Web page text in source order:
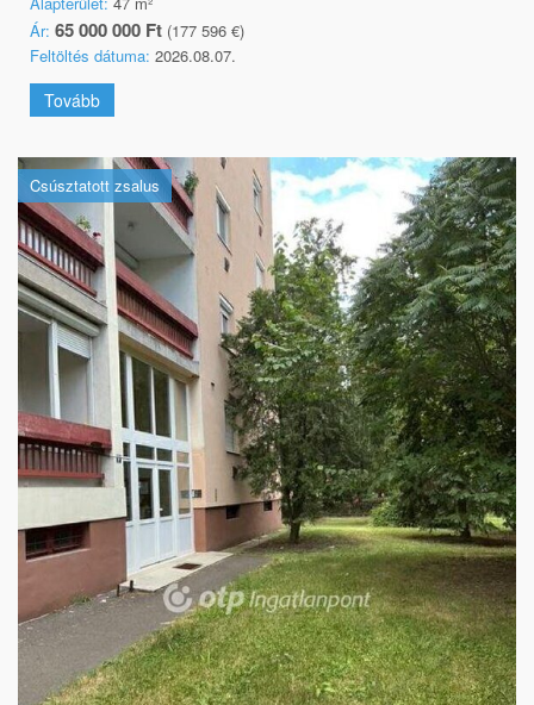
Ár: 65 000 000 Ft (177 596 €)
Feltöltés dátuma: 2026.08.07.
Tovább
Csúsztatott zsalus